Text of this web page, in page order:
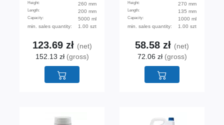
Height: 260 mm
Length: 200 mm
Capacity:
5000 ml
min. sales quantity:
1.00 szt
123.69 zł (net)
152.13 zł (gross)
Height: 270 mm
Length: 135 mm
Capacity:
1000 ml
min. sales quantity:
1.00 szt
58.58 zł (net)
72.06 zł (gross)